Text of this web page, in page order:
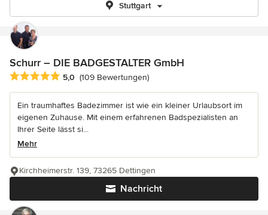
Stuttgart
Schurr – DIE BADGESTALTER GmbH
Durchschnittliche Bewertung: 5 von 5 Sternen
5,0 (109 Bewertungen)
Ein traumhaftes Badezimmer ist wie ein kleiner Urlaubsort im
eigenen Zuhause. Mit einem erfahrenen Badspezialisten an
Ihrer Seite lässt si...
Mehr
Nachricht
Kirchheimerstr. 139, 73265 Dettingen